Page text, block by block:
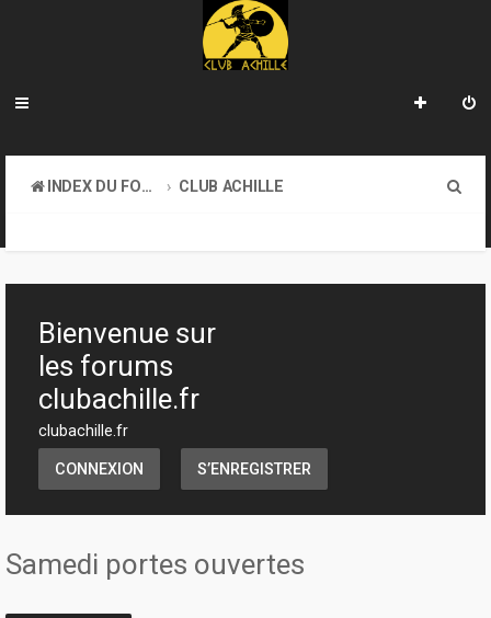
INDEX DU FORUM
CLUB ACHILLE
h
Bienvenue sur
les forums
clubachille.fr
clubachille.fr
CONNEXION S’ENREGISTRER
Samedi portes ouvertes